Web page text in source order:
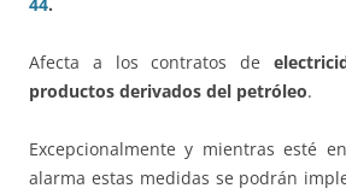
Afecta a los contratos de
productos derivados del petróleo.
Excepcionalmente y mientras esté
alarma estas medidas se podrán